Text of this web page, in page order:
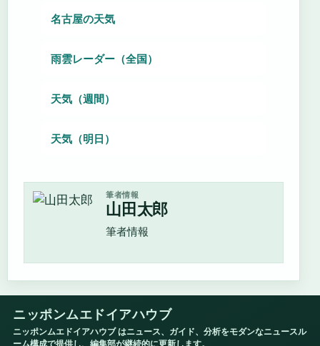
名古屋の天気
雨雲レーダー（全国）
天気（週間）
天気（明日）
筆者情報
山田太郎
筆者情報
ニッポンムエドイアハウブ
ニッポンムエドイアハウブ はニュース、ガイド、分析をモダンなニュースル
ーム構成で提供し、編集部が継続的に更新します。